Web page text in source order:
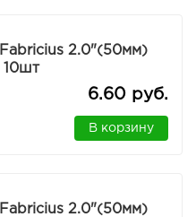
2.0"(50мм)
10шт
6.60 руб.
В корзину
2.0"(50мм)